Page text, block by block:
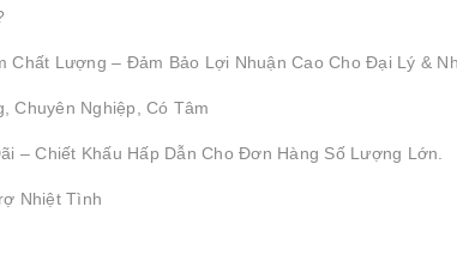
Chất Lượng – Đảm Bảo Lợi Nhuận Cao Cho Đại Lý &
Chuyên Nghiệp, Có Tâm
– Chiết Khấu Hấp Dẫn Cho Đơn Hàng Số Lượng Lớn.
Nhiệt Tình